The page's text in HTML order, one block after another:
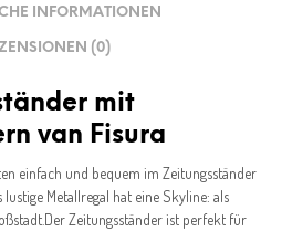
INFORMATIONEN
(0)
mit
van Fisura
einfach und bequem im Zeitungsständer
lustige Metallregal hat eine Skyline: als
Zeitungsständer ist perfekt für